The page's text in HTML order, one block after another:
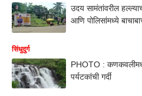
उदय सामंतांवरील
आणि पोलिसांमध्ये
सिंधुदुर्ग
PHOTO :
पर्यटकांची गर्दी